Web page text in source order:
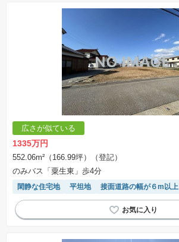
広さが似ている
1335万円
552.06m²（166.99坪）（登記）
のみバス「粟生東」歩4分
閑静な住宅地 平坦地 接面道路の幅が６m以上